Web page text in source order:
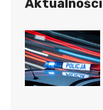
Aktualności